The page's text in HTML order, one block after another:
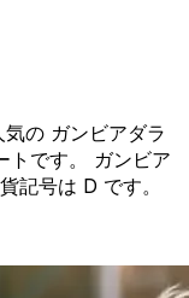
の ガンビアダラ
トです。 ガンビア
記号は D です。